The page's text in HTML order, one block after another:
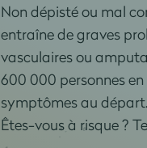
Non dépisté ou mal
entraîne de graves
vasculaires ou
600 000 personnes
symptômes au départ.
Êtes-vous à risque ?